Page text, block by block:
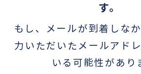
す。
もし、メールが到着しな
力いただいたメールアド
いる可能性があり